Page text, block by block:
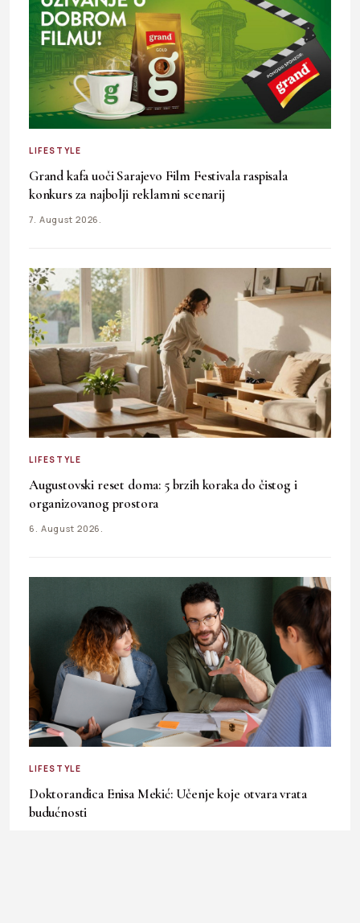
LIFESTYLE
Grand kafa uoči Sarajevo Film Festivala raspisala
konkurs za najbolji reklamni scenarij
7. August 2026.
LIFESTYLE
Augustovski reset doma: 5 brzih koraka do čistog i
organizovanog prostora
6. August 2026.
LIFESTYLE
Doktorandica Enisa Mekić: Učenje koje otvara vrata
budućnosti